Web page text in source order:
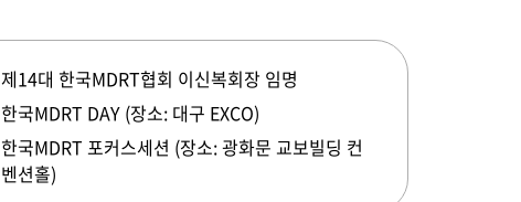
제14대 한국MDRT협회 이신복회장 임명
한국MDRT DAY (장소: 대구 EXCO)
한국MDRT 포커스세션 (장소: 광화문 교보빌딩 컨
벤션홀)